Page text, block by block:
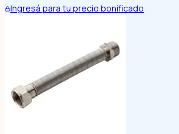
Ingresá para tu precio bonificado